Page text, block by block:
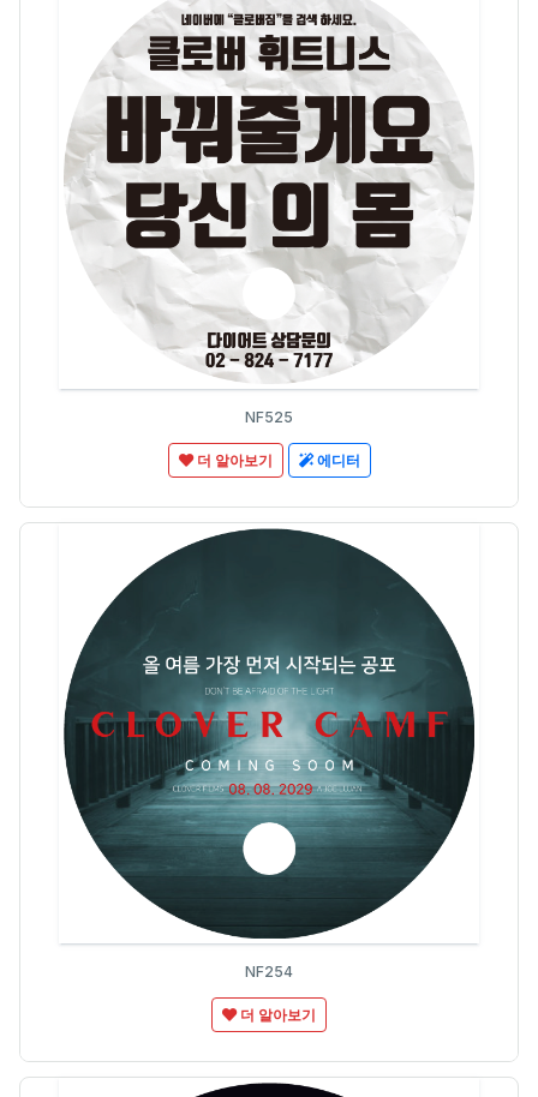
NF525
더 알아보기 에디터
NF254
더 알아보기